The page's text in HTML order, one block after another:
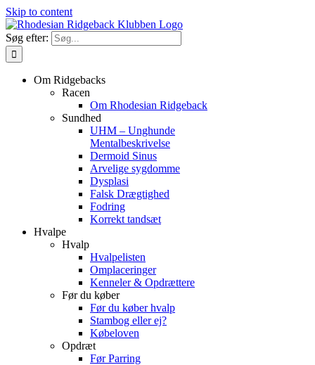
Skip to content
Søg efter:
Om Ridgebacks
Racen
Om Rhodesian Ridgeback
Sundhed
UHM – Unghunde
Mentalbeskrivelse
Dermoid Sinus
Arvelige sygdomme
Dysplasi
Falsk Drægtighed
Fodring
Korrekt tandsæt
Hvalpe
Hvalp
Hvalpelisten
Omplaceringer
Kenneler & Opdrættere
Før du køber
Før du køber hvalp
Stambog eller ej?
Købeloven
Opdræt
Før Parring